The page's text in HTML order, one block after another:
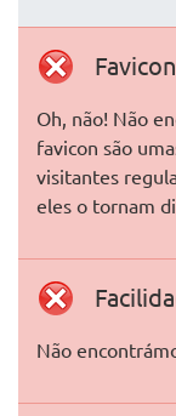
Favicon
Oh, não! Não
favicon são
visitantes
eles o tornam
Não